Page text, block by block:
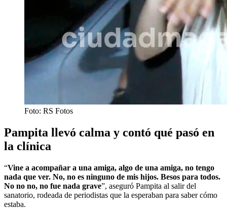
Foto: RS Fotos
Pampita llevó calma y contó qué pasó en
la clínica
“Vine a acompañar a una amiga, algo de una amiga, no tengo
nada que ver. No, no es ninguno de mis hijos. Besos para todos.
No no no, no fue nada grave”, aseguró Pampita al salir del
sanatorio, rodeada de periodistas que la esperaban para saber cómo
estaba.